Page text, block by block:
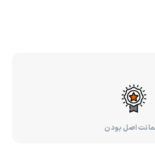
اصل بودن